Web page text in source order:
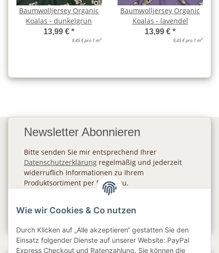
Baumwolljersey Organic
Koalas - dunkelgrün
13,99 € *
9,45 € pro 1 m2
Baumwolljersey Organic
Koalas - lavendel
13,99 € *
9,45 € pro 1 m2
Newsletter Abonnieren
Bitte senden Sie mir entsprechend Ihrer
Datenschutzerklärung regelmäßig und jederzeit
widerruflich Informationen zu Ihrem
Produktsortiment per E-Mail zu.
Wie wir Cookies & Co nutzen
Durch Klicken auf „Alle akzeptieren“ gestatten Sie den
Einsatz folgender Dienste auf unserer Website: PayPal
Express Checkout und Ratenzahlung. Sie können die